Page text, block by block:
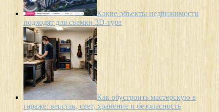
Какие объекты недвижимости
подходят для съемки 3D-тура
Как обустроить мастерскую в
гараже: верстак, свет, хранение и безопасность